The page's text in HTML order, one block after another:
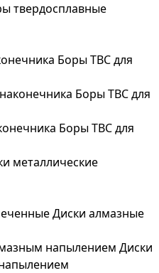
твердосплавные
Боры ТВС для
Боры ТВС для
Боры ТВС для
металлические
Диски алмазные
Диски